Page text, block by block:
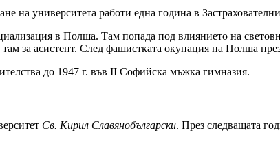
на университета работи една година в
в Полша. Там попада под влиянието на
за асистент. След фашистката окупация на Полша
до 1947 г. във II Софийска мъжка гимназия.
Св. Кирил Славянобългарски. През следващата